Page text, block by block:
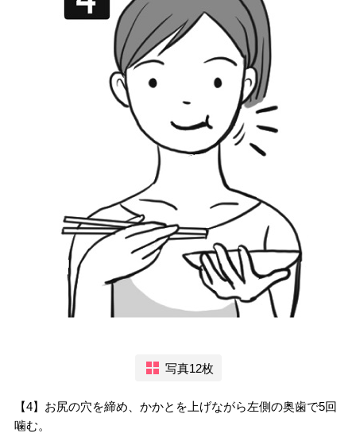
写真12枚
【4】お尻の穴を締め、かかとを上げながら左側の奥歯で5回
噛む。